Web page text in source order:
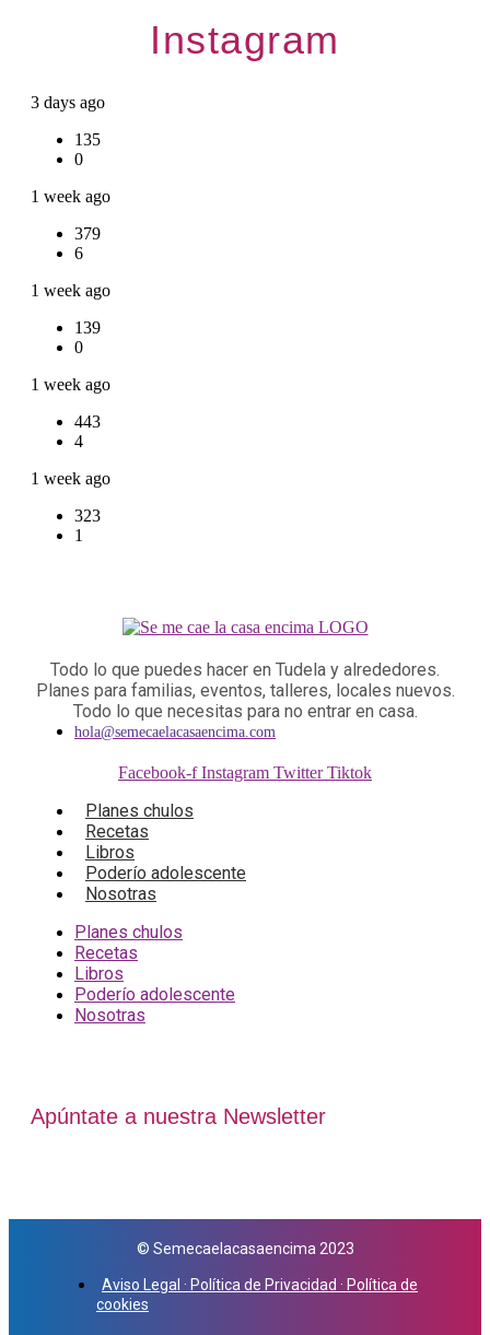
Instagram
3 days ago
135
0
1 week ago
379
6
1 week ago
139
0
1 week ago
443
4
1 week ago
323
1
Todo lo que puedes hacer en Tudela y alrededores.
Planes para familias, eventos, talleres, locales nuevos.
Todo lo que necesitas para no entrar en casa.
hola@semecaelacasaencima.com
Facebook-f Instagram Twitter Tiktok
Planes chulos
Recetas
Libros
Poderío adolescente
Nosotras
Planes chulos
Recetas
Libros
Poderío adolescente
Nosotras
Apúntate a nuestra Newsletter
© Semecaelacasaencima 2023
Aviso Legal · Política de Privacidad · Política de
cookies